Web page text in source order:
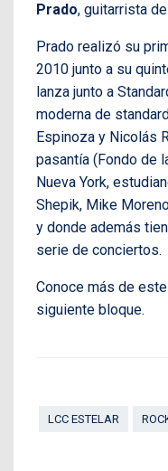
Prado, guitarrista
Prado realizó su
2010 junto a su
lanza junto a
moderna de
Espinoza y Nicolás
pasantía (Fondo de
Nueva York,
Shepik, Mike
y donde además
serie de conciertos.
Conoce más de
siguiente bloque.
LCC ESTELAR